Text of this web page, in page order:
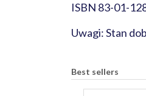
ISBN 83-01-
Uwagi: Stan
Best sellers